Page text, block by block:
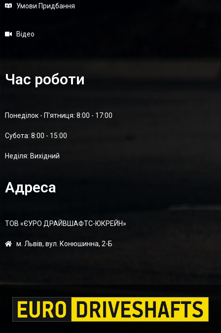
Умови Придбання
Відео
Час роботи
Понеділок - П'ятниця: 8:00 - 17:00
Суботa: 8:00 - 15:00
Неділя: Вихідний
Адреса
ТОВ «ЄУРО ДРАЙВШАФТC-ЮКРЕЙН»
м. Львів, вул. Конюшинна, 2-Б